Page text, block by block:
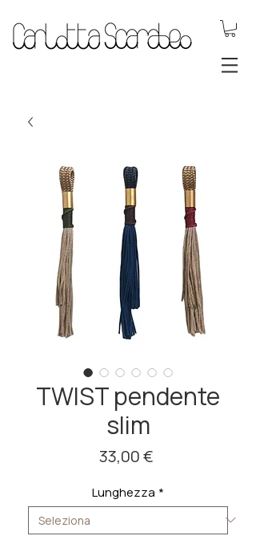
TWIST pendente
slim
33,00 €Prezzo
Lunghezza *